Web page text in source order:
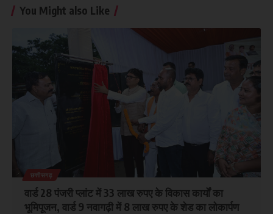
You Might also Like
छत्तीसगढ़
वार्ड 28 पंजरी प्लांट में 33 लाख रुपए के विकास कार्यों का
भूमिपूजन, वार्ड 9 नवागढ़ी में 8 लाख रुपए के शेड का लोकार्पण